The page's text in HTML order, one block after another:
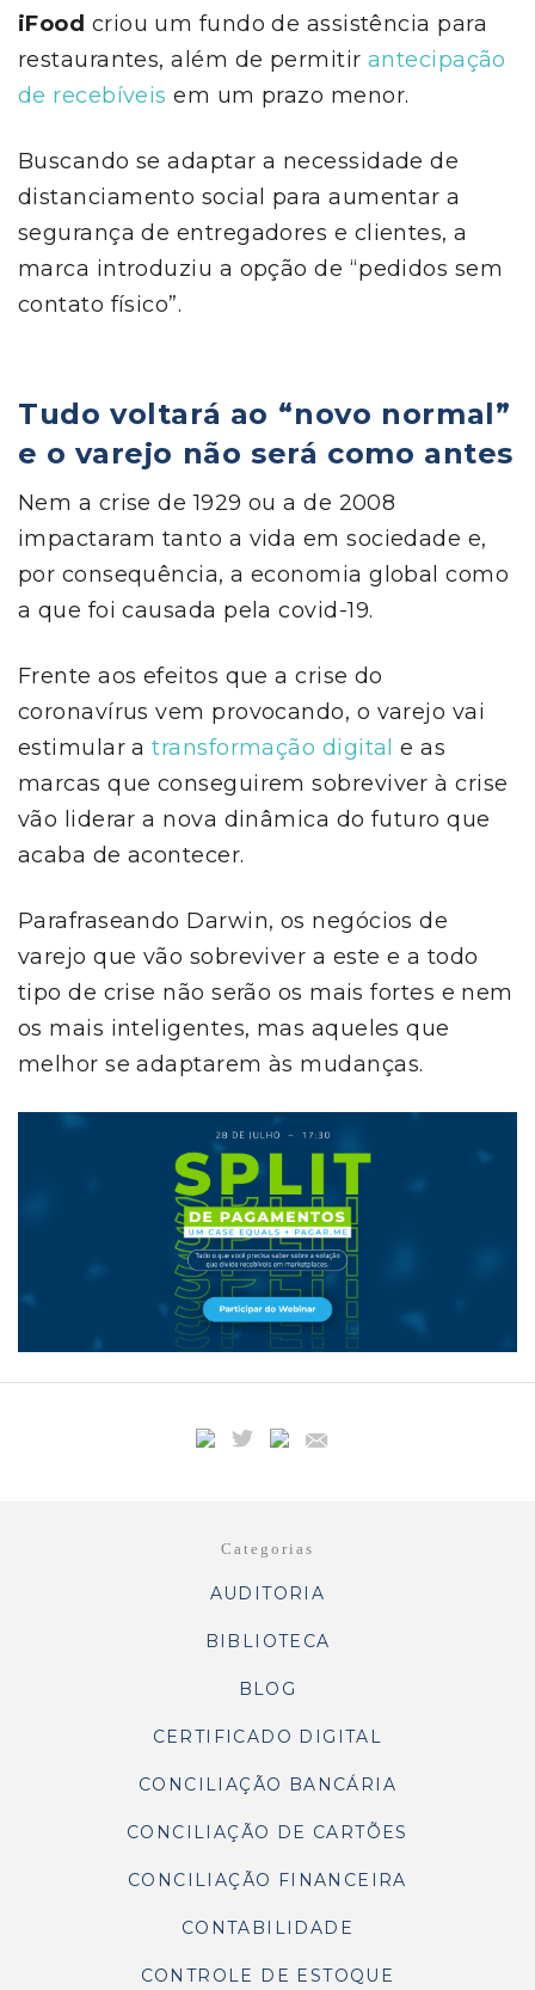
iFood criou um fundo de assistência para
restaurantes, além de permitir antecipação
de recebíveis em um prazo menor.
Buscando se adaptar a necessidade de
distanciamento social para aumentar a
segurança de entregadores e clientes, a
marca introduziu a opção de “pedidos sem
contato físico”.
Tudo voltará ao “novo normal”
e o varejo não será como antes
Nem a crise de 1929 ou a de 2008
impactaram tanto a vida em sociedade e,
por consequência, a economia global como
a que foi causada pela covid-19.
Frente aos efeitos que a crise do
coronavírus vem provocando, o varejo vai
estimular atransformação digital e as
marcas que conseguirem sobreviver à crise
vão liderar a nova dinâmica do futuro que
acaba de acontecer.
Parafraseando Darwin, os negócios de
varejo que vão sobreviver a este e a todo
tipo de crise não serão os mais fortes e nem
os mais inteligentes, mas aqueles que
melhor se adaptarem às mudanças.
Categorias
AUDITORIA
BIBLIOTECA
BLOG
CERTIFICADO DIGITAL
CONCILIAÇÃO BANCÁRIA
CONCILIAÇÃO DE CARTÕES
CONCILIAÇÃO FINANCEIRA
CONTABILIDADE
CONTROLE DE ESTOQUE